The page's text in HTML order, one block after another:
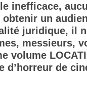
inefficace,
obtenir un
juridique, il
messieurs,
volume
d’horreur de